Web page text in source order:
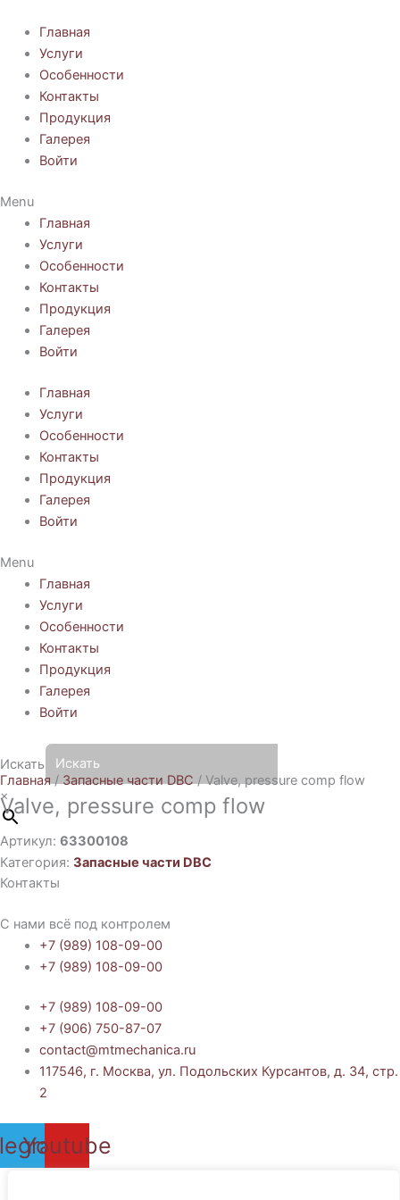
содержимому
Главная
Услуги
Особенности
Контакты
Продукция
Галерея
Войти
Menu
Главная
Услуги
Особенности
Контакты
Продукция
Галерея
Войти
Главная
Услуги
Особенности
Контакты
Продукция
Галерея
Войти
Menu
Главная
Услуги
Особенности
Контакты
Продукция
Галерея
Войти
Искать
×
Главная / Запасные части DBC / Valve, pressure comp flow
Valve, pressure comp flow
Артикул: 63300108
Категория: Запасные части DBC
Контакты
С нами всё под контролем
+7 (989) 108-09-00
+7 (989) 108-09-00
+7 (989) 108-09-00
+7 (906) 750-87-07
contact@mtmechanica.ru
117546, г. Москва, ул. Подольских Курсантов, д. 34, стр.
2
Youtube